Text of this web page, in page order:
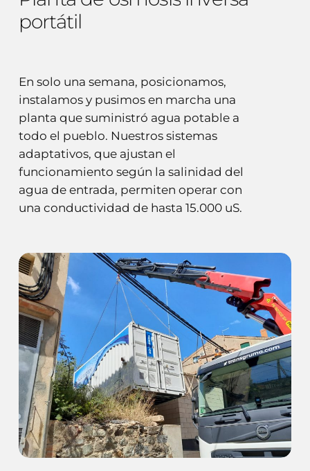
portátil
En solo una semana, posicionamos,
instalamos y pusimos en marcha una
planta que suministró agua potable a
todo el pueblo. Nuestros sistemas
adaptativos, que ajustan el
funcionamiento según la salinidad del
agua de entrada, permiten operar con
una conductividad de hasta 15.000 uS.